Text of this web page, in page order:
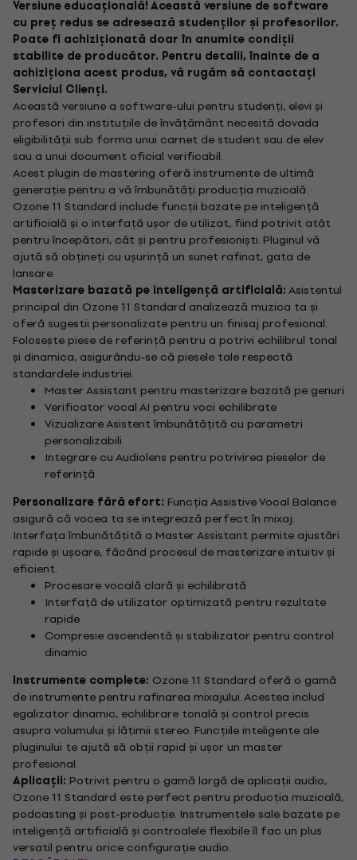
Versiune educațională! Această versiune de software
cu preț redus se adresează studenților și profesorilor.
Poate fi achiziționată doar în anumite condiții
stabilite de producător. Pentru detalii, înainte de a
achiziționa acest produs, vă rugăm să contactați
Serviciul Clienți.
Această versiune a software-ului pentru studenți, elevi și
profesori din instituțiile de învățământ necesită dovada
eligibilității sub forma unui carnet de student sau de elev
sau a unui document oficial verificabil.
Acest plugin de mastering oferă instrumente de ultimă
generație pentru a vă îmbunătăți producția muzicală.
Ozone 11 Standard include funcții bazate pe inteligență
artificială și o interfață ușor de utilizat, fiind potrivit atât
pentru începători, cât și pentru profesioniști. Pluginul vă
ajută să obțineți cu ușurință un sunet rafinat, gata de
lansare.
Masterizare bazată pe inteligență artificială:Asistentul
principal din Ozone 11 Standard analizează muzica ta și
oferă sugestii personalizate pentru un finisaj profesional.
Folosește piese de referință pentru a potrivi echilibrul tonal
și dinamica, asigurându-se că piesele tale respectă
standardele industriei.
Master Assistant pentru masterizare bazată pe genuri
Verificator vocal AI pentru voci echilibrate
Vizualizare Asistent îmbunătățită cu parametri
personalizabili
Integrare cu Audiolens pentru potrivirea pieselor de
referință
Personalizare fără efort: Funcția Assistive Vocal Balance
asigură că vocea ta se integrează perfect în mixaj.
Interfața îmbunătățită a Master Assistant permite ajustări
rapide și ușoare, făcând procesul de masterizare intuitiv și
eficient.
Procesare vocală clară și echilibrată
Interfață de utilizator optimizată pentru rezultate
rapide
Compresie ascendentă și stabilizator pentru control
dinamic
Instrumente complete: Ozone 11 Standard oferă o gamă
de instrumente pentru rafinarea mixajului. Acestea includ
egalizator dinamic, echilibrare tonală și control precis
asupra volumului și lățimii stereo. Funcțiile inteligente ale
pluginului te ajută să obții rapid și ușor un master
profesional.
Aplicații: Potrivit pentru o gamă largă de aplicații audio,
Ozone 11 Standard este perfect pentru producția muzicală,
podcasting și post-producție. Instrumentele sale bazate pe
inteligență artificială și controalele flexibile îl fac un plus
versatil pentru orice configurație audio.